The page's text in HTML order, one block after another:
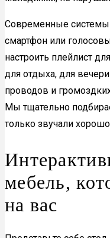
Современные системы
смартфон или
настроить плейлист
для отдыха, для
проводов и
Мы тщательно
только звучали
мебель,
на вас